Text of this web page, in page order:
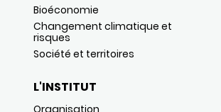
Bioéconomie
Changement climatique et
risques
Société et territoires
L'INSTITUT
Organisation